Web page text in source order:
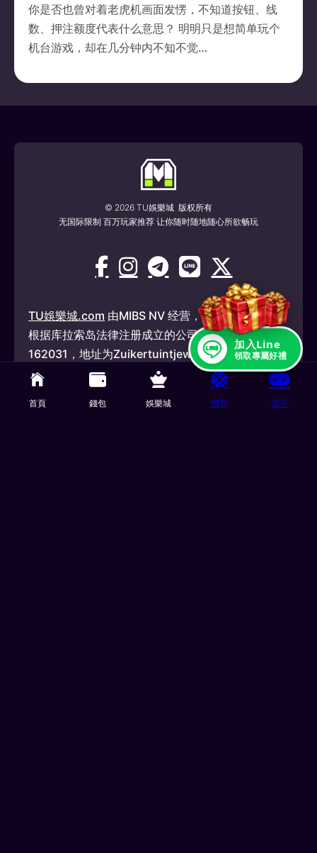
你是否也曾对着老虎机画面发愣，不知道按钮、线
数、押注额度代表什么意思？ 明明只是想简单玩个
机台游戏，却在几分钟内不知不觉…
© 2026 TU娛樂城 版权所有
无国际限制 百万玩家推荐 让你随时随地随心所欲畅玩
TU娛樂城.com 由MIBS NV 经营，MIBS NV 是一家
根据库拉索岛法律注册成立的公司，公司编号为
162031，地址为Zuikertuintjeweg Z/N
(Zuikertuin Tower), Willemstad, Curacao，并获
得库拉索岛博彩控制委员会许可，可根据许可提供
机会游戏编号 OGL2026/145124/0922，根据《国
首頁 錢包 娛樂城 體育 電子
加入Line
領取專屬好禮